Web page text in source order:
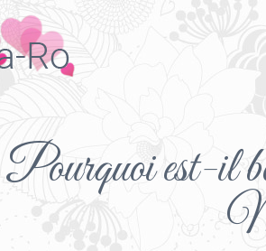
Pourquoi est-il